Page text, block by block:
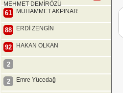
MEHMET DEMİRÖZÜ
61 MUHAMMET AKPINAR
88 ERDİ ZENGİN
92 HAKAN OLKAN
2
2 Emre Yücedağ